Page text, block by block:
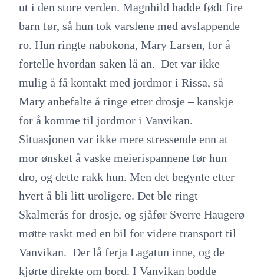
ut i den store verden. Magnhild hadde født fire
barn før, så hun tok varslene med avslappende
ro. Hun ringte nabokona, Mary Larsen, for å
fortelle hvordan saken lå an. Det var ikke
mulig å få kontakt med jordmor i Rissa, så
Mary anbefalte å ringe etter drosje – kanskje
for å komme til jordmor i Vanvikan.
Situasjonen var ikke mere stressende enn at
mor ønsket å vaske meierispannene før hun
dro, og dette rakk hun. Men det begynte etter
hvert å bli litt uroligere. Det ble ringt
Skalmerås for drosje, og sjåfør Sverre Haugerø
møtte raskt med en bil for videre transport til
Vanvikan. Der lå ferja Lagatun inne, og de
kjørte direkte om bord. I Vanvikan bodde